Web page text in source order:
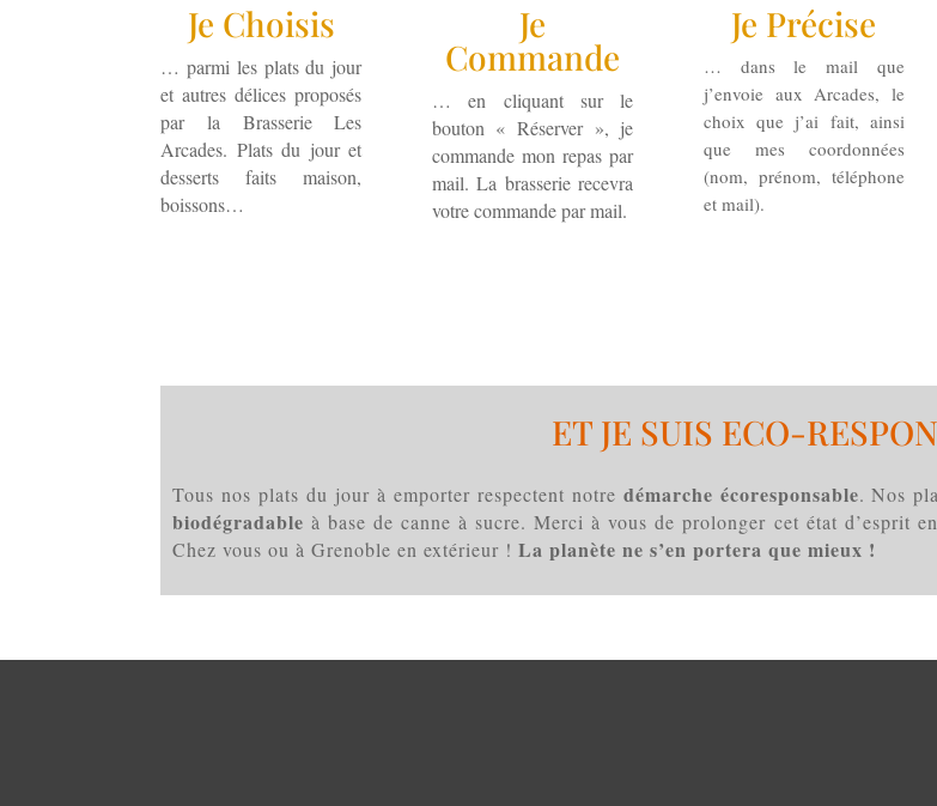
Je Choisis
… parmi les plats du jour
et autres délices proposés
par la Brasserie Les
Arcades. Plats du jour et
desserts faits maison,
boissons…
Je
Commande
… en cliquant sur le
bouton « Réserver », je
commande mon repas par
mail. La brasserie recevra
votre commande par mail.
Je Précise
… dans le mail que
j’envoie aux Arcades, le
choix que j’ai fait, ainsi
que mes coordonnées
(nom, prénom, téléphone
et mail).
ET JE SUIS ECO-
Tous nos plats du jour à emporter respectent notre démarche écoresponsable. Nos
biodégradable à base de canne à sucre. Merci à vous de prolonger cet état d’esprit
Chez vous ou à Grenoble en extérieur !La planète ne s’en portera que mieux !